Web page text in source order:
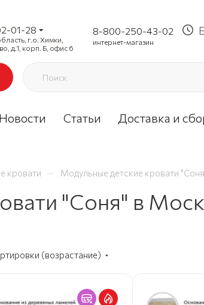
01-28
г.о. Химки,
д.1, корп. Б, офис 6
8-800-250-43-02
интернет-магазин
Новости Статьи Доставка и
кровати — Модульные детские кровати
"Соня" в
(возрастание)